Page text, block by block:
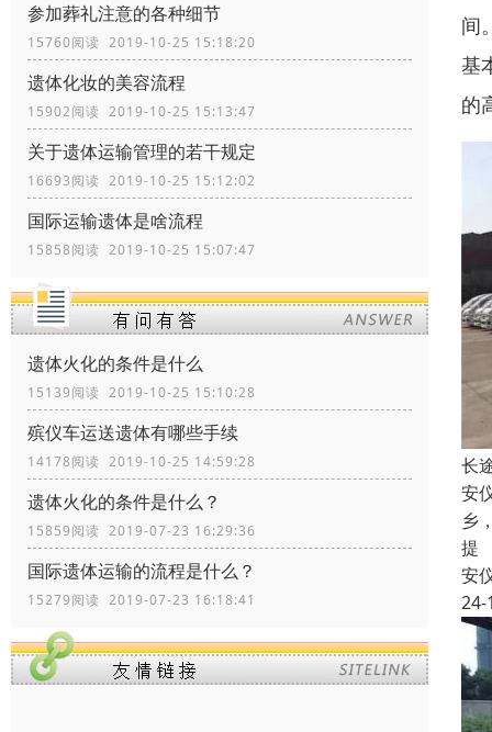
参加葬礼注意的各种细节
15760阅读 2019-10-25 15:18:20
遗体化妆的美容流程
15902阅读 2019-10-25 15:13:47
关于遗体运输管理的若干规定
16693阅读 2019-10-25 15:12:02
国际运输遗体是啥流程
15858阅读 2019-10-25 15:07:47
遗体火化的条件是什么
15139阅读 2019-10-25 15:10:28
殡仪车运送遗体有哪些手续
14178阅读 2019-10-25 14:59:28
遗体火化的条件是什么？
15859阅读 2019-07-23 16:29:36
国际遗体运输的流程是什么？
15279阅读 2019-07-23 16:18:41
间
基
的
长
安
乡
提
安
24-